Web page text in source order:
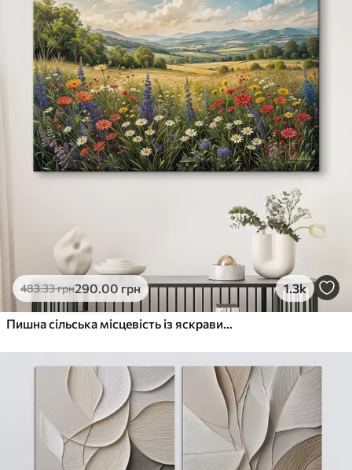
483.33грн290.00 грн 1.3k
Пишна сільська місцевість із яскравим лугом диких квітів, наповненим різнокольоровими квітами під хмарним небом